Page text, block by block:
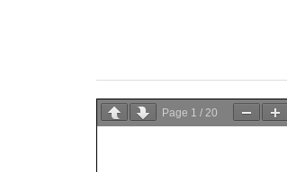
Page 1 / 20